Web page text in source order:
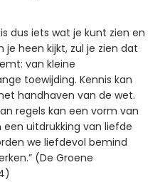
dus iets wat je kunt zien en
je heen kijkt, zul je zien dat
van kleine
toewijding. Kennis kan
handhaven van de wet.
regels kan een vorm van
een uitdrukking van liefde
we liefdevol bemind
(De Groene